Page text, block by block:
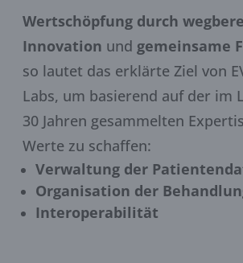
Wertschöpfung durch
Innovation und gemeinsame
so lautet das erklärte Ziel von
Labs, um basierend auf der im
30 Jahren gesammelten
Werte zu schaffen:
Verwaltung der
Organisation der
Interoperabilität